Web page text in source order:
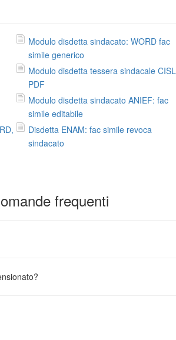
Modulo disdetta sindacato: WORD fac
simile generico
Modulo disdetta tessera sindacale CISL
PDF
Modulo disdetta sindacato ANIEF: fac
simile editabile
Disdetta ENAM: fac simile revoca
sindacato
frequenti